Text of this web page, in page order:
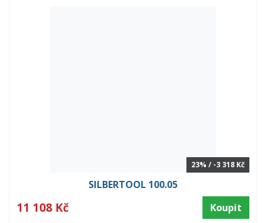
23% / -3 318 Kč
SILBERTOOL 100.05
11 108 Kč Koupit